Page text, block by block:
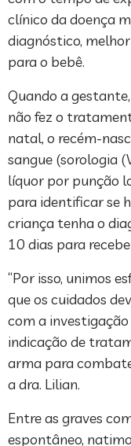
clínico da doença
diagnóstico,
para o bebê.
Quando a
não fez o
natal, o recém-
sangue (sorologia
líquor por punção
para identificar se
criança tenha o
10 dias para
“Por isso, unimos
que os cuidados
com a
indicação de
arma para
a dra. Lilian.
Entre as graves
espontâneo,